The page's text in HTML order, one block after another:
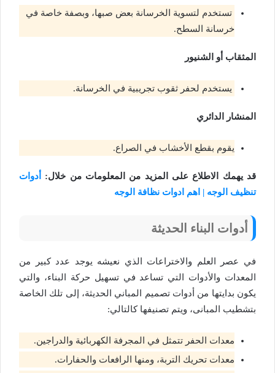
تستخدم لتسوية الخرسانة بعض صبها، وبصفة خاصة في
خرسانة السطح.
المثقاب أو الشنيور
يستخدم لحفر ثقوب تجريبية في الخرسانة.
المنشار الدائري
يقوم بقطع الأخشاب في الصراع.
قد يهمك الاطلاع على المزيد من المعلومات من خلال:
أدوات
تنظيف الوجه | اهم ادوات نظافة الوجه
أدوات البناء الحديثة
في عصر العلم والاختراعات الذي نعيشه يوجد عدد كبير من
المعدات والأدوات التي تساعد في تسهيل حركة البناء، والتي
يكون بدايتها من أدوات تصميم المباني الحديثة، إلى تلك الخاصة
بتشطيب المبانى، ويتم تصنيفها كالتالي:
معدات الحفر تتمثل في المجرفة الكهربائية والدراجين.
معدات تحريك التربة، ومنها الرافعات والحفارات.